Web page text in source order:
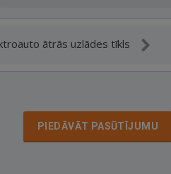
ātrās uzlādes tīkls
PIEDĀVĀT PASŪTĪJUMU